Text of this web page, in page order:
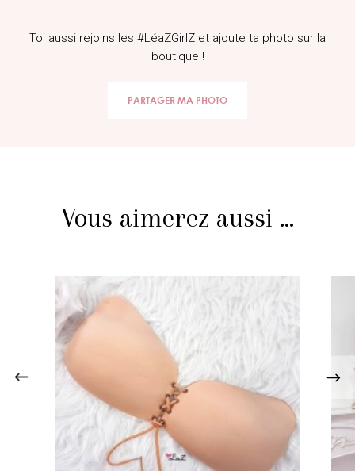
Toi aussi rejoins les #LéaZGirlZ et ajoute ta photo sur la
boutique !
PARTAGER MA PHOTO
Vous aimerez aussi ...